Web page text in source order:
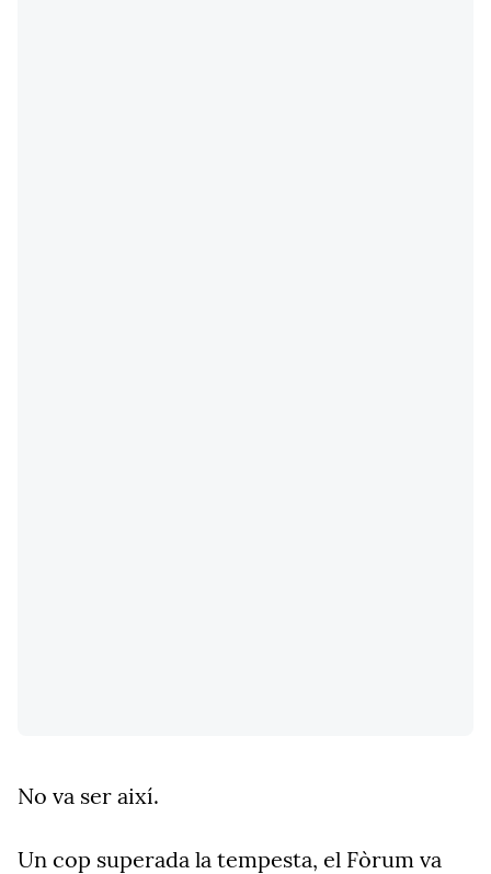
No va ser així.
Un cop superada la tempesta, el Fòrum va